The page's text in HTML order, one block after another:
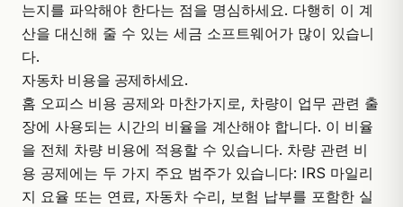
는지를 파악해야 한다는 점을 명심하세요. 다행히 이 계
산을 대신해 줄 수 있는 세금 소프트웨어가 많이 있습니
다.
자동차 비용을 공제하세요.
홈 오피스 비용 공제와 마찬가지로, 차량이 업무 관련 출
장에 사용되는 시간의 비율을 계산해야 합니다. 이 비율
을 전체 차량 비용에 적용할 수 있습니다. 차량 관련 비
용 공제에는 두 가지 주요 범주가 있습니다: IRS 마일리
지 요율 또는 연료, 자동차 수리, 보험 납부를 포함한 실